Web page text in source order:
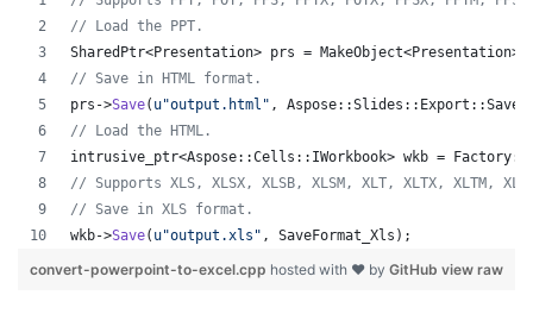
// Load the PPT.
SharedPtr<Presentation> prs = MakeObject<Presentation>(
// Save in HTML format.
prs->Save( u"output.html " ,
// Load the HTML.
intrusive_ptr<Aspose::Cells::IWorkbook> wkb =
// Supports XLS, XLSX, XLSB, XLSM, XLT, XLTX, XLTM,
// Save in XLS format.
wkb->Save( u"output.xls " , SaveFormat_Xls);
view raw
convert-powerpoint-to-excel.cpp hosted with ❤ by GitHub